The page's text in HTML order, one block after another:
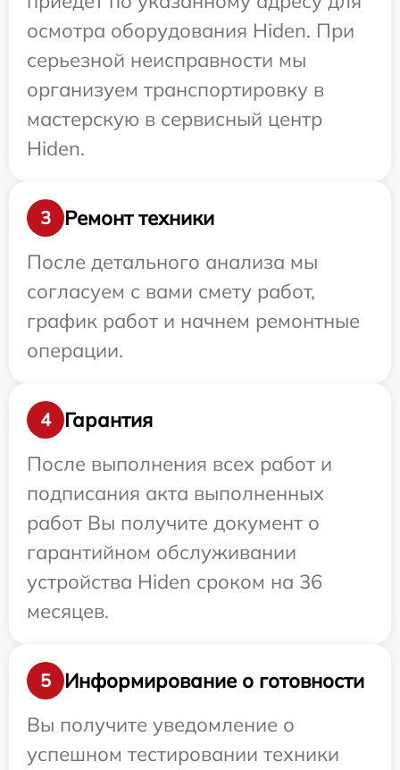
осмотра оборудования Hiden. При
серьезной неисправности мы
организуем транспортировку в
мастерскую в сервисный центр
Hiden.
3
Ремонт техники
После детального анализа мы
согласуем с вами смету работ,
график работ и начнем ремонтные
операции.
4
Гарантия
После выполнения всех работ и
подписания акта выполненных
работ Вы получите документ о
гарантийном обслуживании
устройства Hiden сроком на 36
месяцев.
5
Информирование о готовности
Вы получите уведомление о
успешном тестировании техники